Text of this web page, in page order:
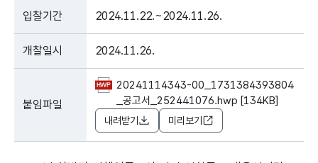
입찰기간 2024.11.22.~2024.11.26.
개찰일시 2024.11.26.
붙임파일
20241114343-00_1731384393804
_공고서_252441076.hwp [134KB]
내려받기 미리보기